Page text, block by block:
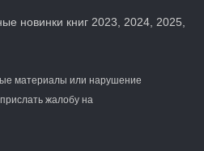
новинки книг 2023, 2024, 2025,
материалы или нарушение
жалобу на